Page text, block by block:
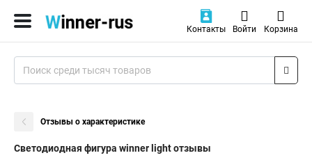
Контакты Войти Корзина
Отзывы о характеристике
Светодиодная фигура winner light отзывы